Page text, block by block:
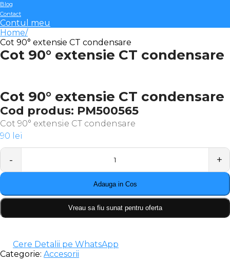
Blog
Contact
Contul meu
Home
Cot 90° extensie CT condensare
Cot 90° extensie CT condensare
Cot 90° extensie CT condensare
Cod produs: PM500565
Cot 90° extensie CT condensare
90 lei
Quantity
Adauga in Cos
Vreau sa fiu sunat pentru oferta
Cere Detalii pe WhatsApp
Categorie: Accesorii